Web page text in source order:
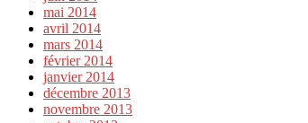
mai 2014
avril 2014
mars 2014
février 2014
janvier 2014
décembre 2013
novembre 2013